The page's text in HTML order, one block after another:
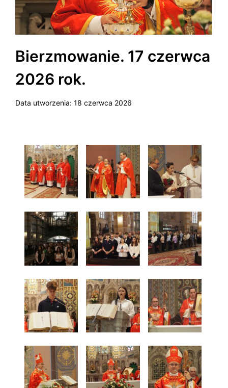
Bierzmowanie. 17 czerwca
2026 rok.
Data utworzenia: 18 czerwca 2026